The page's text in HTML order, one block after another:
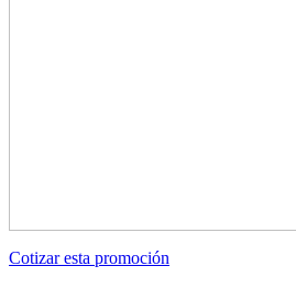
Cotizar esta promoción